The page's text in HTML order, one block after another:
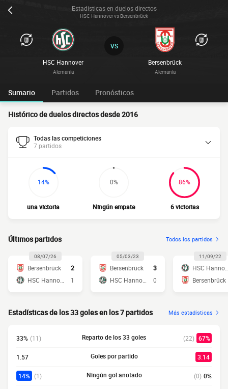
Estadísticas en duelos directos
HSC Hannover vs Bersenbrück
HSC Hannover
Alemania
Bersenbrück
Alemania
VS
Sumario Partidos Pronósticos
Histórico de duelos directos desde 2016
Todas las competiciones
7 partidos
14%
una victoria
0%
Ningún empate
86%
6 victorias
Últimos partidos Todos los partidos
08/07/26
Bersenbrück
2
1
05/03/23
Bersenbrück
3
0
11/09/22
Bersenbrück
Estadísticas de los 33 goles en los 7 partidos Más estadísticas
33% (11) Reparto de los 33 goles (22) 67%
1.57 Goles por partido 3.14
14% (1) Ningún gol anotado (0) 0%